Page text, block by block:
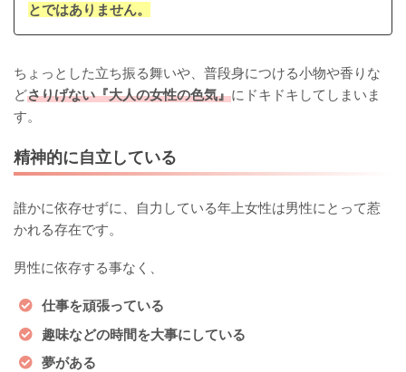
とではありません。
ちょっとした立ち振る舞いや、普段身につける小物や香りな
どさりげない『大人の女性の色気』にドキドキしてしまいま
す。
精神的に自立している
誰かに依存せずに、自力している年上女性は男性にとって惹
かれる存在です。
男性に依存する事なく、
仕事を頑張っている
趣味などの時間を大事にしている
夢がある